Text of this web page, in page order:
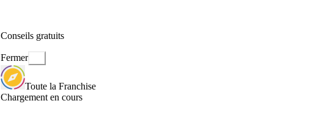
Conseils gratuits
Fermer
Toute la Franchise
Chargement en cours